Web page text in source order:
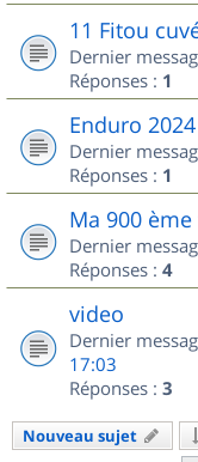
11 Fitou
Dernier
Réponses : 1
Enduro
Dernier
Réponses : 1
Ma 900
Dernier
Réponses : 4
video
Dernier
17:03
Réponses : 3
Nouveau sujet